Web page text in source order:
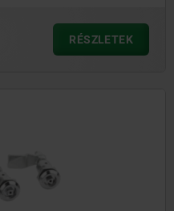
RÉSZLETEK